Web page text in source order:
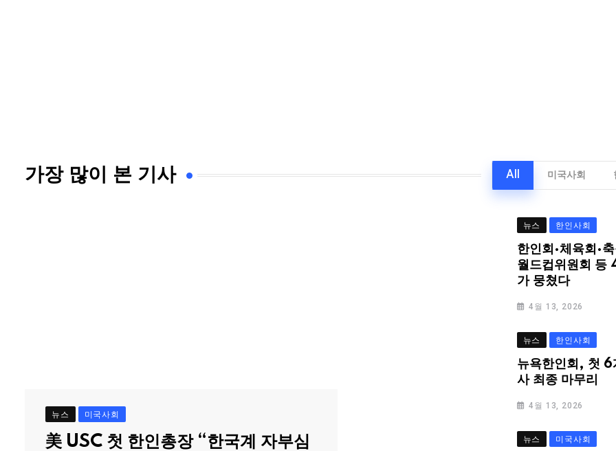
가장 많이 본 기사 All 미국사회
뉴스 미국사회
美 USC 첫 한인총장 “한국계 자부심
뉴스 한인사회
한인회·체육회·
월드컵위원회 등
가 뭉쳤다
4월 13, 2026
뉴스 한인사회
뉴욕한인회, 첫 6
사 최종 마무리
4월 13, 2026
뉴스 미국사회